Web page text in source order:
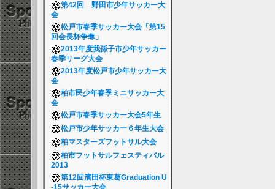
第42回 野田市少年サッカー大
会
松戸市春季サッカー大会「第15
回会長杯争奪」
2013年度我孫子市少年サッカー
春季リーグ大会
2013年度松戸市少年サッカー大
会
柏市民少年春季ミニサッカー大
会
松戸市春季サッカー大会5年生
松戸市少年サッカー６年生大会
柏マスターズフットサル大会
柏市フットサルフェスティバル
2013
第12回濱田杯東葛Graduation U
-15サッカー大会